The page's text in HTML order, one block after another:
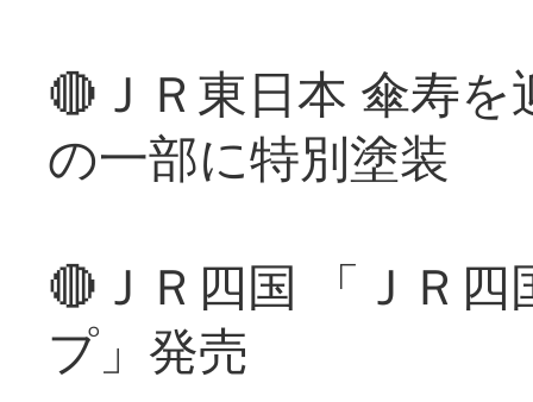
🔴ＪＲ東日本 傘寿
の一部に特別塗装
🔴ＪＲ四国 「ＪＲ
プ」発売